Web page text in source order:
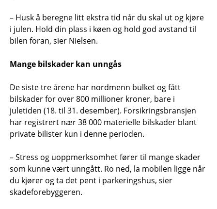
– Husk å beregne litt ekstra tid når du skal ut og kjøre
i julen. Hold din plass i køen og hold god avstand til
bilen foran, sier Nielsen.
Mange bilskader kan unngås
De siste tre årene har nordmenn bulket og fått
bilskader for over 800 millioner kroner, bare i
juletiden (18. til 31. desember). Forsikringsbransjen
har registrert nær 38 000 materielle bilskader blant
private bilister kun i denne perioden.
– Stress og uoppmerksomhet fører til mange skader
som kunne vært unngått. Ro ned, la mobilen ligge når
du kjører og ta det pent i parkeringshus, sier
skadeforebyggeren.